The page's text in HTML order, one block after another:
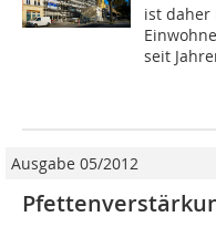
ist daher
seit
Ausgabe 05/2012